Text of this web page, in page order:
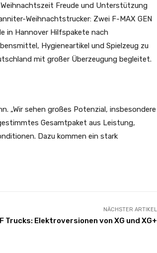
Freude und Unterstützung
Weihnachtstrucker: Zwei F-MAX GEN
in Hannover Hilfspakete nach
Hygieneartikel und Spielzeug zu
mit großer Überzeugung begleitet.
„Wir sehen großes Potenzial, insbesondere
Gesamtpaket aus Leistung,
Dazu kommen ein stark
NÄCHSTER ARTIKEL
Trucks: Elektroversionen von XG und XG+